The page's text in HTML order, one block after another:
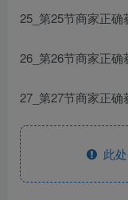
25_第25节商家正
26_第26节商家正
27_第27节商家正
此处